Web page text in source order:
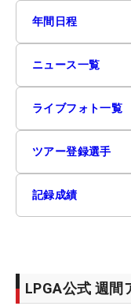
年間日程
ニュース一覧
ライブフォト一覧
ツアー登録選手
記録成績
LPGA公式 週間